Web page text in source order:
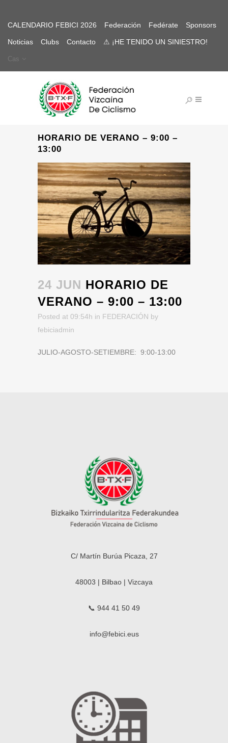
CALENDARIO FEBICI 2026 Federación Fedérate Sponsors
Noticias Clubs Contacto ⚠ ¡HE TENIDO UN SINIESTRO!
Cas
HORARIO DE VERANO – 9:00 –
13:00
24 JUN HORARIO DE
VERANO – 9:00 – 13:00
Posted at 09:54h in FEDERACIÓN by
febiciadmin
JULIO-AGOSTO-SETIEMBRE: 9:00-13:00
C/ Martín Burúa Picaza, 27
48003 | Bilbao | Vizcaya
📞 944 41 50 49
info@febici.eus